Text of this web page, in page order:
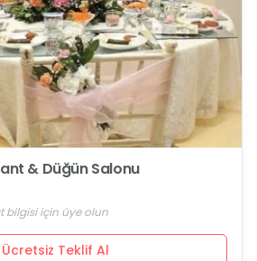
& Düğün Salonu
bilgisi için üye olun
Ücretsiz Teklif Al